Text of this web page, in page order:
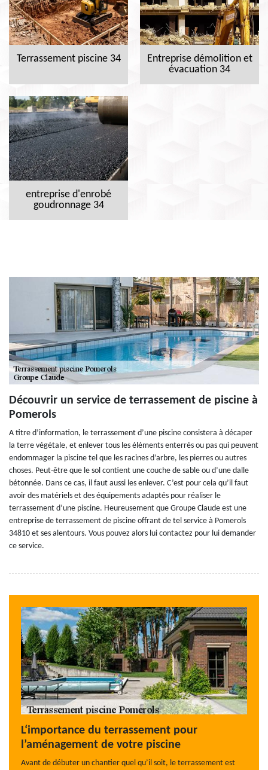
Terrassement piscine 34
Entreprise démolition et
évacuation 34
entreprise d'enrobé
goudronnage 34
Découvrir un service de terrassement de piscine à
Pomerols
A titre d’information, le terrassement d’une piscine consistera à décaper
la terre végétale, et enlever tous les éléments enterrés ou pas qui peuvent
endommager la piscine tel que les racines d’arbre, les pierres ou autres
choses. Peut-être que le sol contient une couche de sable ou d’une dalle
bétonnée. Dans ce cas, il faut aussi les enlever. C’est pour cela qu’il faut
avoir des matériels et des équipements adaptés pour réaliser le
terrassement d’une piscine. Heureusement que Groupe Claude est une
entreprise de terrassement de piscine offrant de tel service à Pomerols
34810 et ses alentours. Vous pouvez alors lui contactez pour lui demander
ce service.
L‘importance du terrassement pour
l’aménagement de votre piscine
Avant de débuter un chantier quel qu’il soit, le terrassement est